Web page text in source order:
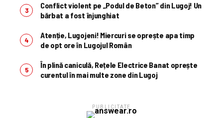
Conflict violent pe „Podul de Beton” din Lugoj! Un
bărbat a fost înjunghiat
Atenție, Lugojeni! Miercuri se oprește apa timp
de opt ore în Lugojul Român
În plină caniculă, Rețele Electrice Banat oprește
curentul în mai multe zone din Lugoj
PUBLICITATE